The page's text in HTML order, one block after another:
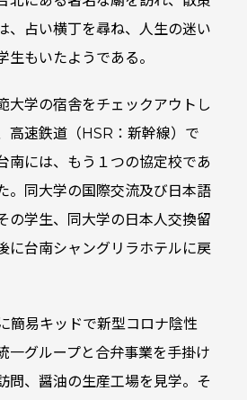
、占い横丁を尋ね、人生の迷い
生もいたようである。
大学の宿舎をチェックアウトし
高速鉄道（HSR：新幹線）で
南には、もう１つの協定校であ
。同大学の国際交流及び日本語
の学生、同大学の日本人交換留
に台南シャングリラホテルに戻
簡易キッドで新型コロナ陰性
一グループと合弁事業を手掛け
問、醤油の生産工場を見学。そ